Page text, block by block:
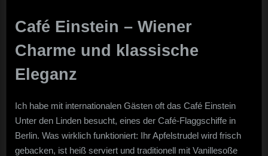
Café Einstein – Wiener
Charme und klassische
Eleganz
Ich habe mit internationalen Gästen oft das Café Einstein
Unter den Linden besucht, eines der Café-Flaggschiffe in
Berlin. Was wirklich funktioniert: Ihr Apfelstrudel wird frisch
gebacken, ist heiß serviert und traditionell mit Vanillesoße